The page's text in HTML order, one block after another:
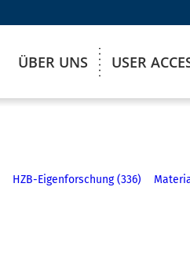
ÜBER UNS USER
HZB-Eigenforschung (336)